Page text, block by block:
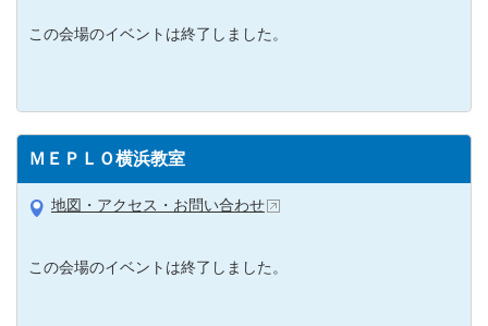
この会場のイベントは終了しました。
ＭＥＰＬＯ横浜教室
地図・アクセス・お問い合わせ
この会場のイベントは終了しました。